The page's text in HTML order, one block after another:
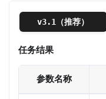
v3.1（推荐）
任务结果
参数名称